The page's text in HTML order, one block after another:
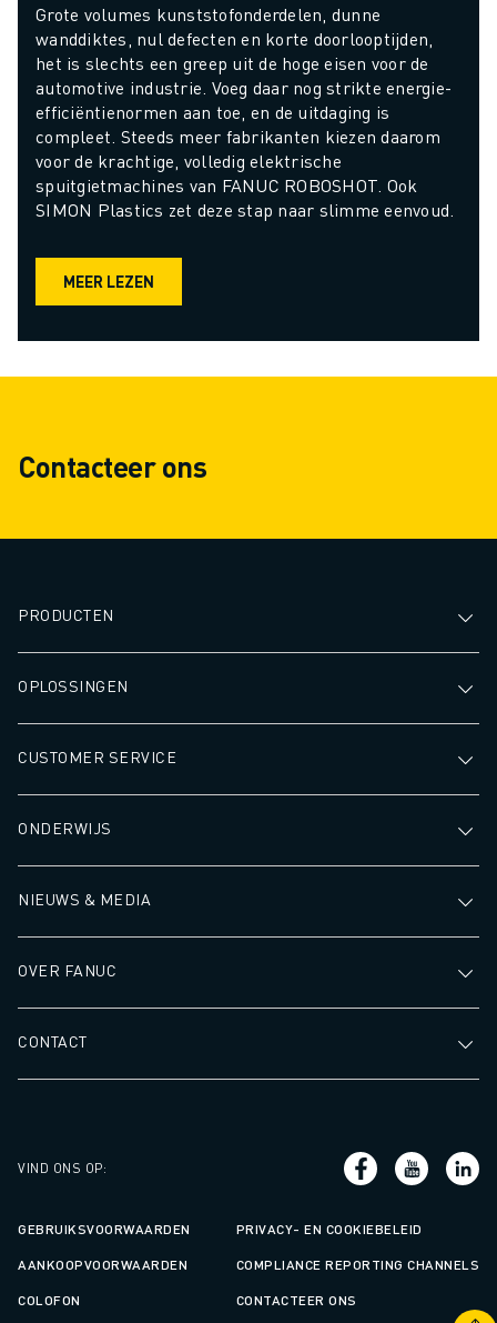
Grote volumes kunststofonderdelen, dunne
wanddiktes, nul defecten en korte doorlooptijden,
het is slechts een greep uit de hoge eisen voor de
automotive industrie. Voeg daar nog strikte energie-
efficiëntienormen aan toe, en de uitdaging is
compleet. Steeds meer fabrikanten kiezen daarom
voor de krachtige, volledig elektrische
spuitgietmachines van FANUC ROBOSHOT. Ook
SIMON Plastics zet deze stap naar slimme eenvoud.
MEER LEZEN
Contacteer ons
PRODUCTEN
OPLOSSINGEN
CUSTOMER SERVICE
ONDERWIJS
NIEUWS & MEDIA
OVER FANUC
CONTACT
VIND ONS OP:
GEBRUIKSVOORWAARDEN PRIVACY- EN COOKIEBELEID
AANKOOPVOORWAARDEN COMPLIANCE REPORTING CHANNELS
COLOFON CONTACTEER ONS